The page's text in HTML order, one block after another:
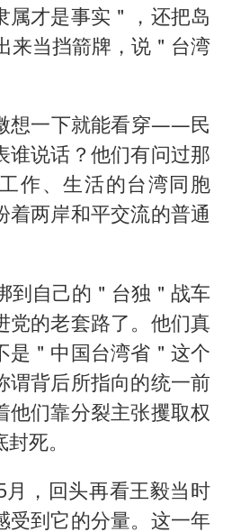
属才是事实＂，还把岛
来当挡箭牌，说＂台湾
想一下就能看穿——民
谁说话？他们有问过那
作、生活的台湾同胞
着两岸和平交流的普通
到自己的＂台独＂战车
党的老套路了。他们真
是＂中国台湾省＂这个
谓背后所指向的统一前
他们靠分裂主张攫取权
死。
月，回头再看王毅当时
受到它的分量。这一年